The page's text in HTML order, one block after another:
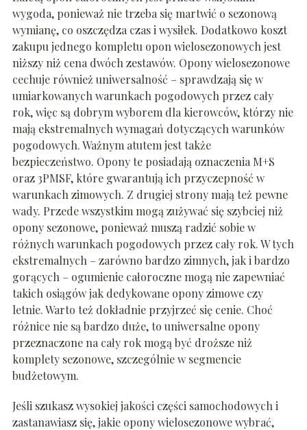
wygoda, ponieważ nie trzeba się martwić o sezonową
wymianę, co oszczędza czas i wysiłek. Dodatkowo koszt
zakupu jednego kompletu opon wielosezonowych jest
niższy niż cena dwóch zestawów. Opony wielosezonowe
cechuje również uniwersalność – sprawdzają się w
umiarkowanych warunkach pogodowych przez cały
rok, więc są dobrym wyborem dla kierowców, którzy nie
mają ekstremalnych wymagań dotyczących warunków
pogodowych. Ważnym atutem jest także
bezpieczeństwo. Opony te posiadają oznaczenia M+S
oraz 3PMSF, które gwarantują ich przyczepność w
warunkach zimowych. Z drugiej strony mają też pewne
wady. Przede wszystkim mogą zużywać się szybciej niż
opony sezonowe, ponieważ muszą radzić sobie w
różnych warunkach pogodowych przez cały rok. W tych
ekstremalnych – zarówno bardzo zimnych, jak i bardzo
gorących – ogumienie całoroczne mogą nie zapewniać
takich osiągów jak dedykowane opony zimowe czy
letnie. Warto też dokładnie przyjrzeć się cenie. Choć
różnice nie są bardzo duże, to uniwersalne opony
przeznaczone na cały rok mogą być droższe niż
komplety sezonowe, szczególnie w segmencie
budżetowym.
Jeśli szukasz wysokiej jakości części samochodowych i
zastanawiasz się, jakie opony wielosezonowe wybrać,